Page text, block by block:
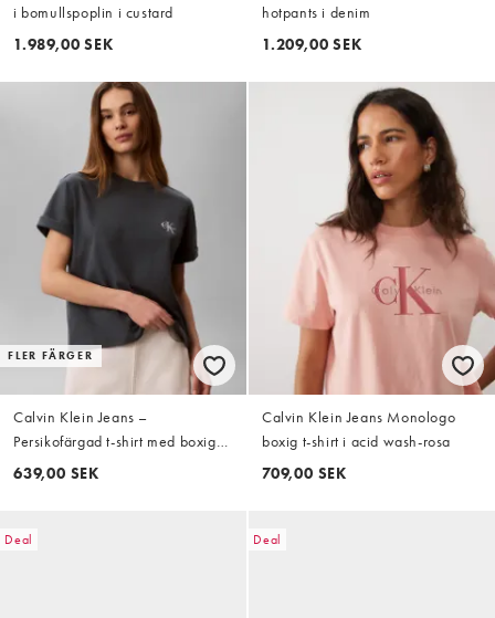
i bomullspoplin i custard
1.989,00 SEK
hotpants i denim
1.209,00 SEK
FLER FÄRGER
Calvin Klein Jeans –
Persikofärgad t-shirt med boxig
passform
639,00 SEK
Calvin Klein Jeans Monologo
boxig t-shirt i acid wash-rosa
709,00 SEK
Deal Deal